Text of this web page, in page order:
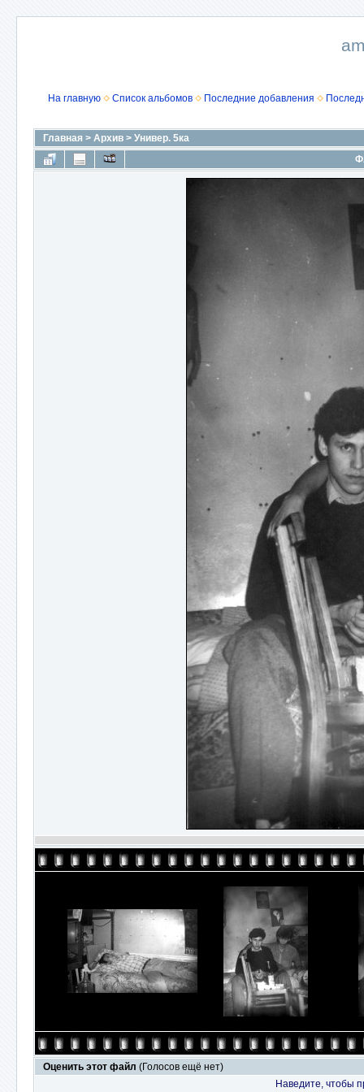
На главную Список альбомов Последние добавления
Главная > Архив > Универ. 5ка
Оценить этот файл (Голосов ещё нет)
Наведите, чтобы